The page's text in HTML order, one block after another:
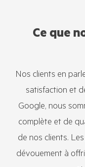
Ce que
Nos clients en
satisfaction et
Google, nous
complète et de
de nos clients.
dévouement à